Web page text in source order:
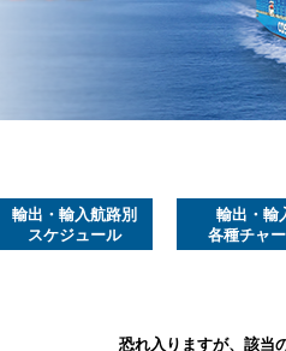
輸出・輸入航路別
スケジュール
輸出・輸
各種チャ
恐れ入りますが、該当